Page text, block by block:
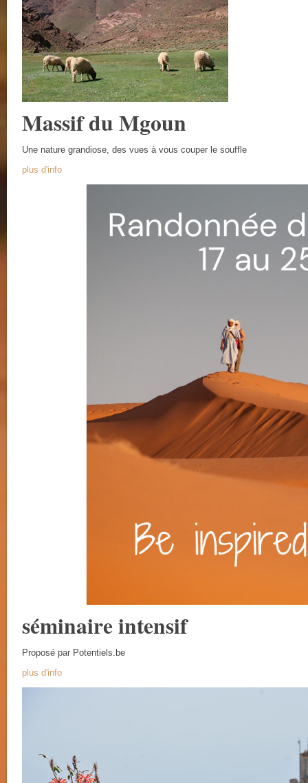
Massif du Mgoun
Une nature grandiose, des vues à vous couper le souffle
plus d'info
séminaire intensif
Proposé par Potentiels.be
plus d'info